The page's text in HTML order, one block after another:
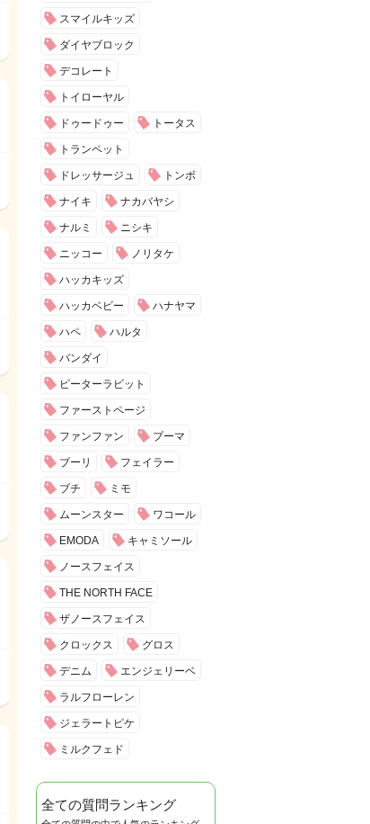
スマイルキッズ
ダイヤブロック
デコレート
トイローヤル
ドゥードゥー トータス
トランペット
ドレッサージュ トンボ
ナイキ ナカバヤシ
ナルミ ニシキ
ニッコー ノリタケ
ハッカキッズ
ハッカベビー ハナヤマ
ハペ ハルタ
バンダイ
ピーターラビット
ファーストページ
ファンファン プーマ
ブーリ フェイラー
ブチ ミモ
ムーンスター ワコール
EMODA キャミソール
ノースフェイス
THE NORTH FACE
ザノースフェイス
クロックス グロス
デニム エンジェリーベ
ラルフローレン
ジェラートピケ
ミルクフェド
全ての質問ランキング